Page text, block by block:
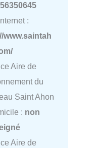
:
www.saintah
Aire de
du
Saint Ahon
: non
Aire de